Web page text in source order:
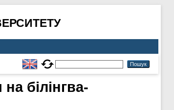
білінгва-